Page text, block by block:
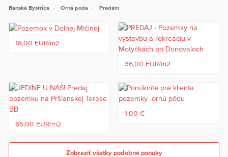
Banská Bystrica Orná poda Predám
18,00 EUR/m2
36,00 EUR/m2
65,00 EUR/m2
1,00 €
Zobraziť všetky podobné ponuky